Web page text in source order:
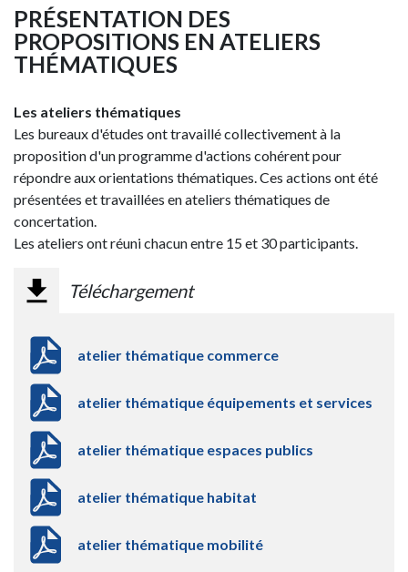
PRÉSENTATION DES
PROPOSITIONS EN ATELIERS
THÉMATIQUES
Les ateliers thématiques
Les bureaux d'études ont travaillé collectivement à la
proposition d'un programme d'actions cohérent pour
répondre aux orientations thématiques. Ces actions ont été
présentées et travaillées en ateliers thématiques de
concertation.
Les ateliers ont réuni chacun entre 15 et 30 participants.
Téléchargement
atelier thématique commerce
atelier thématique équipements et services
atelier thématique espaces publics
atelier thématique habitat
atelier thématique mobilité